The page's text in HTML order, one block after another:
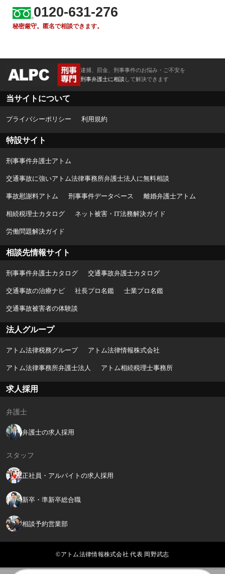
0120-631-276
秘密厳守。匿名で相談できます。
逮捕、罰金、刑事事件のお悩み・ご不安を
刑事弁護士に相談 して解決できます
当サイトについて
プライバシーポリシー 利用規約
特設サイト
刑事事件弁護士アトム
交通事故に強いアトム法律事務所弁護士法人に無料相談
事故慰謝料アトム 刑事事件データベース 離婚弁護士アトム
相続税理士カタログ ネット被害・IT法務解決ガイド
労働問題解決ガイド
相談先情報サイト
刑事事件弁護士カタログ 交通事故弁護士カタログ
交通事故の治療ナビ 社長プロ名鑑 士業プロ名鑑
交通事故被害者の体験談
法人グループ
アトム法律税務グループ アトム法律情報株式会社
アトム法律事務所弁護士法人 アトム相続税理士事務所
求人採用
弁護士
弁護士の求人採用
スタッフ
正社員・アルバイトの求人採用
新卒・準新卒総合職
相談予約営業部
©アトム法律情報株式会社 代表 岡野武志